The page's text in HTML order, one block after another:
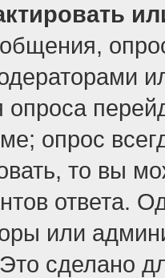
опроса
опрос
то вы
ответа.
или
сделано